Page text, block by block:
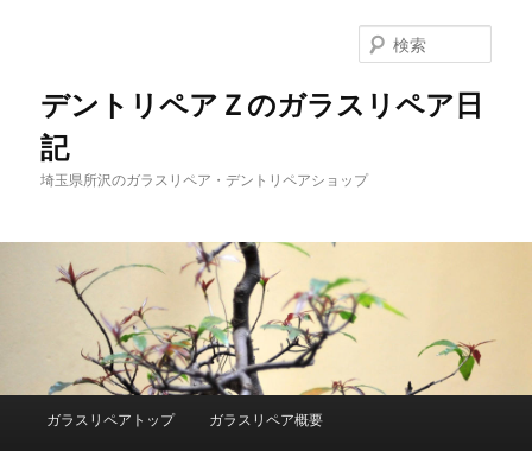
移
デントリペアＺのガラスリペア日
記
埼玉県所沢のガラスリペア・デントリペアショップ
索
ガラスリペアトップ ガラスリペア概要